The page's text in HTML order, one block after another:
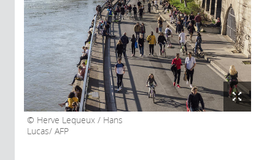
Herve Lequeux / Hans
Lucas/ AFP